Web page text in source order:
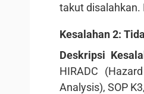
takut disalahkan.
Kesalahan 2:
Deskripsi
HIRADC
Analysis), SOP